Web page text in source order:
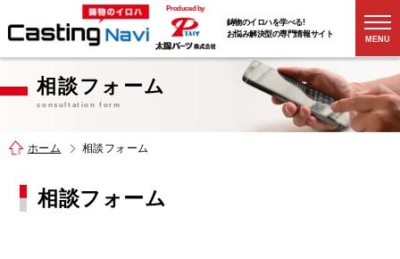
Produced by
鋳物のイロハを学べる!
お悩み解決型の専門情報サイト
MENU
相談フォーム
consultation form
ホーム 相談フォーム
相談フォーム